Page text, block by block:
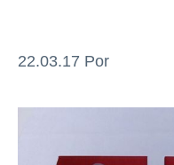
22.03.17 Por